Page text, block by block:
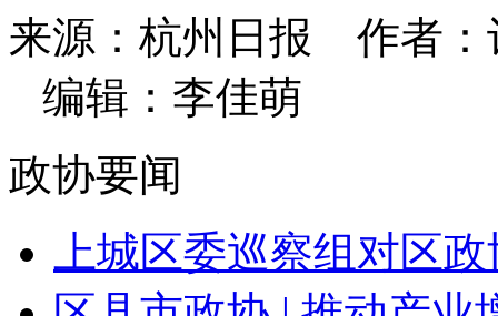
来源：杭州日报 作者
编辑：李佳萌
政协要闻
上城区委巡察组对区